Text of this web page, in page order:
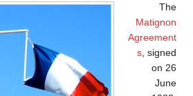
The
Matignon
Agreement
, signed
on 26
June